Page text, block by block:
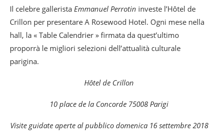
Il celebre gallerista Emmanuel Perrotin investe l’Hôtel de
Crillon per presentare A Rosewood Hotel. Ogni mese nella
hall, la « Table Calendrier » firmata da quest’ultimo
proporrà le migliori selezioni dell’attualità culturale
parigina.
Hôtel de Crillon
10 place de la Concorde 75008 Parigi
Visite guidate aperte al pubblico domenica 16 settembre 2018